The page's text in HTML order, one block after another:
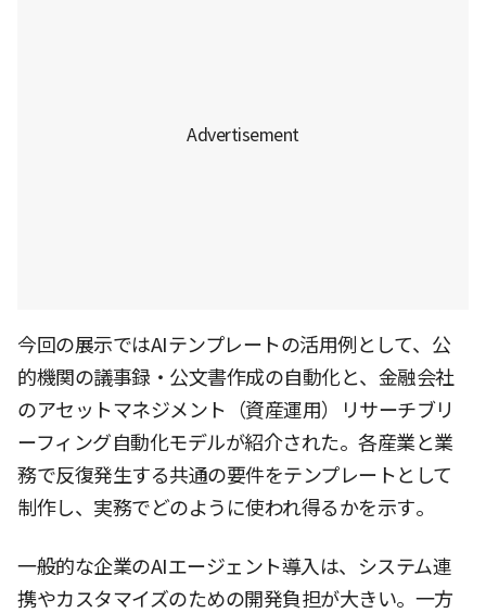
今回の展示ではAIテンプレートの活用例として、公
的機関の議事録・公文書作成の自動化と、金融会社
のアセットマネジメント（資産運用）リサーチブリ
ーフィング自動化モデルが紹介された。各産業と業
務で反復発生する共通の要件をテンプレートとして
制作し、実務でどのように使われ得るかを示す。
一般的な企業のAIエージェント導入は、システム連
携やカスタマイズのための開発負担が大きい。一方